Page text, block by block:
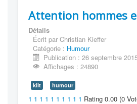
Attention hommes
Détails
Écrit par Christian Kieffer
Catégorie : Humour
Publication : 26 septembre
Affichages : 24890
kilt humour
1 1 1 1 1 1 1 1 1 1 Rating 0.00 (0